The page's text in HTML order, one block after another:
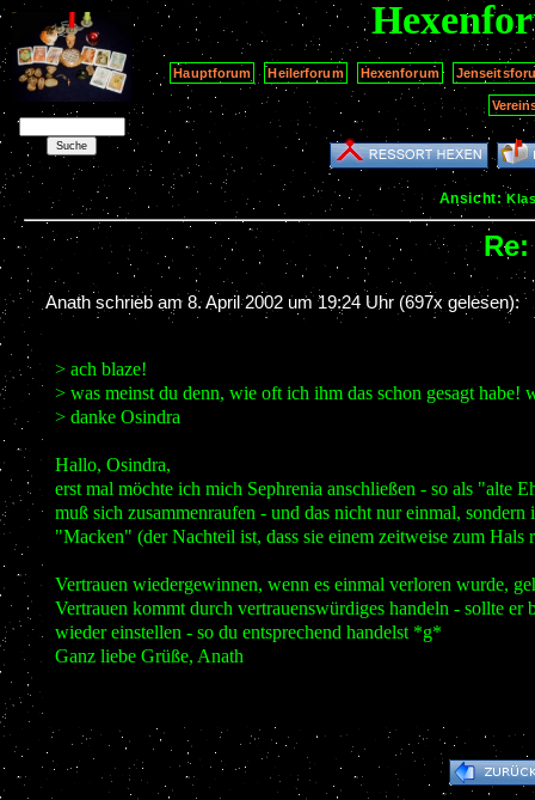
Hauptforum Heilerforum Hexenforum
Ansicht:
Anath schrieb am8. April 2002 um 19:24 Uhr (697x gelesen):
> ach blaze!
> was meinst du denn, wie oft ich ihm das schon gesagt
> danke Osindra
Hallo, Osindra,
erst mal möchte ich mich Sephrenia anschließen - so als "alte
muß sich zusammenraufen - und das nicht nur einmal,
"Macken" (der Nachteil ist, dass sie einem zeitweise zum Hals
Vertrauen wiedergewinnen, wenn es einmal verloren wurde,
Vertrauen kommt durch vertrauenswürdiges handeln - sollte
wieder einstellen - so du entsprechend handelst *g*
Ganz liebe Grüße, Anath